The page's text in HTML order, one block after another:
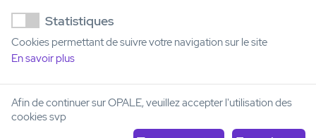
Email
yves.collette@inserm.fr
Statistiques
Cookies permettant de suivre votre navigation sur le site
En savoir plus
Afin de continuer sur OPALE, veuillez accepter l'utilisation des
cookies svp